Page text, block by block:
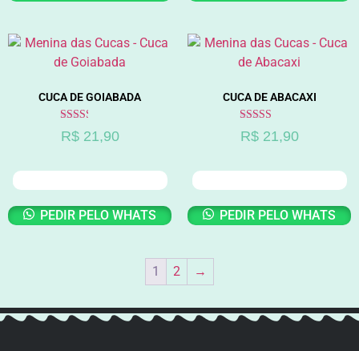
CUCA DE GOIABADA
Avaliação
2.36
R$21,90
ADICIONAR AO CARRINHO
PEDIR PELO WHATS
CUCA DE ABACAXI
Avaliação
2.75
R$21,90
ADICIONAR AO CARRINHO
PEDIR PELO WHATS
1 2 →